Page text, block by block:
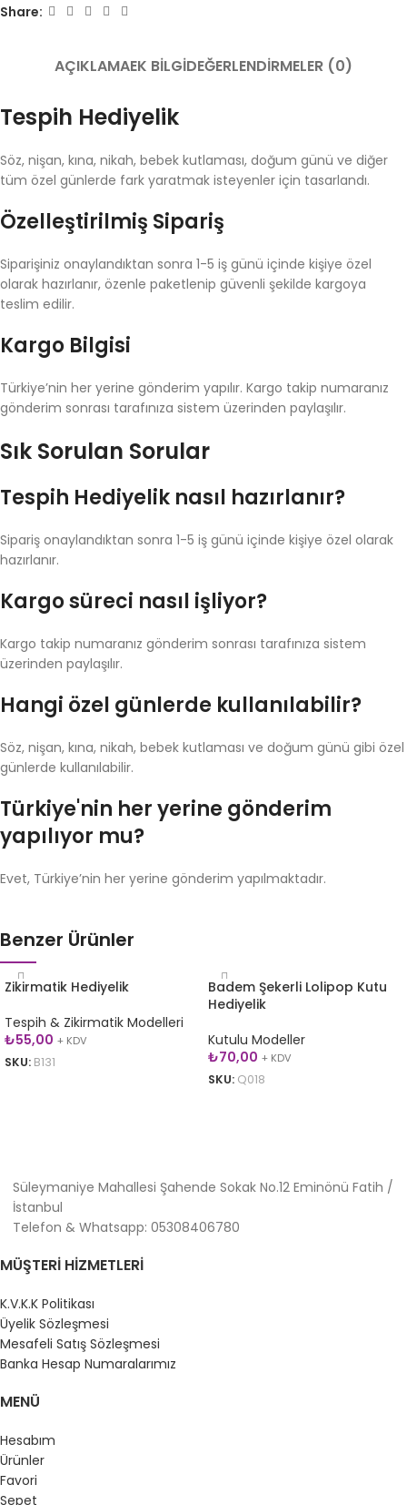
Share:
AÇIKLAMAEK BILGIDEĞERLENDIRMELER (0)
Tespih Hediyelik
Söz, nişan, kına, nikah, bebek kutlaması, doğum günü ve diğer
tüm özel günlerde fark yaratmak isteyenler için tasarlandı.
Özelleştirilmiş Sipariş
Siparişiniz onaylandıktan sonra 1-5 iş günü içinde kişiye özel
olarak hazırlanır, özenle paketlenip güvenli şekilde kargoya
teslim edilir.
Kargo Bilgisi
Türkiye’nin her yerine gönderim yapılır. Kargo takip numaranız
gönderim sonrası tarafınıza sistem üzerinden paylaşılır.
Sık Sorulan Sorular
Tespih Hediyelik nasıl hazırlanır?
Sipariş onaylandıktan sonra 1-5 iş günü içinde kişiye özel olarak
hazırlanır.
Kargo süreci nasıl işliyor?
Kargo takip numaranız gönderim sonrası tarafınıza sistem
üzerinden paylaşılır.
Hangi özel günlerde kullanılabilir?
Söz, nişan, kına, nikah, bebek kutlaması ve doğum günü gibi özel
günlerde kullanılabilir.
Türkiye'nin her yerine gönderim
yapılıyor mu?
Evet, Türkiye’nin her yerine gönderim yapılmaktadır.
Benzer Ürünler
Zikirmatik Hediyelik
Tespih & Zikirmatik Modelleri
₺55,00 + KDV
SKU: B131
Badem Şekerli Lolipop Kutu
Hediyelik
Kutulu Modeller
₺70,00 + KDV
SKU: Q018
Süleymaniye Mahallesi Şahende Sokak No.12 Eminönü Fatih /
İstanbul
Telefon & Whatsapp: 05308406780
MÜŞTERI HIZMETLERI
K.V.K.K Politikası
Üyelik Sözleşmesi
Mesafeli Satış Sözleşmesi
Banka Hesap Numaralarımız
MENÜ
Hesabım
Ürünler
Favori
Sepet